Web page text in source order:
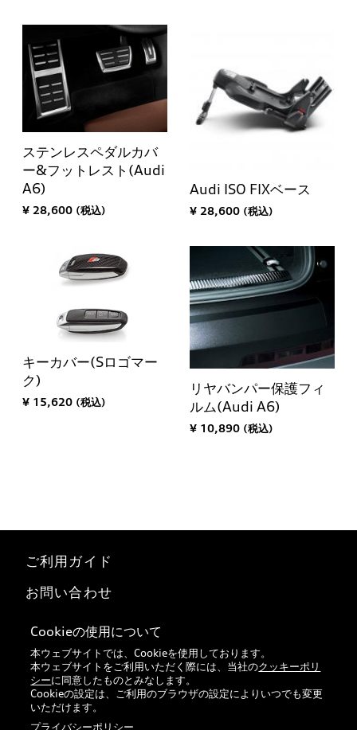
ステンレスペダルカバ
ー&フットレスト(Audi
A6)
¥ 28,600 (税込)
Audi ISO FIXベース
¥ 28,600 (税込)
キーカバー(Sロゴマー
ク)
¥ 15,620 (税込)
リヤバンパー保護フィ
ルム(Audi A6)
¥ 10,890 (税込)
ご利用ガイド
お問い合わせ
マイページ
特定商取引法に基づく表記
Audi正規ディーラー検索
Cookieの使用について
本ウェブサイトでは、Cookieを使用しております。
本ウェブサイトをご利用いただく際には、当社のクッキーポリ
シーに同意したものとみなします。
Cookieの設定は、ご利用のブラウザの設定によりいつでも変更
いただけます。
プライバシーポリシー